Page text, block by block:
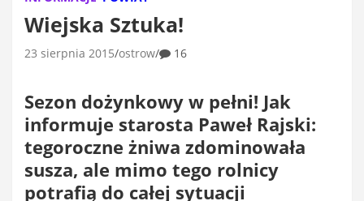
Wiejska Sztuka!
23 sierpnia 2015 ostrow 16
Sezon dożynkowy w pełni! Jak
informuje starosta Paweł Rajski:
tegoroczne żniwa zdominowała
susza, ale mimo tego rolnicy
potrafią do całej sytuacji